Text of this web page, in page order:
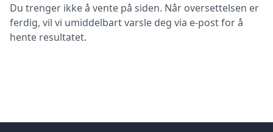
Du trenger ikke å vente på siden. Når oversettelsen er
ferdig, vil vi umiddelbart varsle deg via e-post for å
hente resultatet.